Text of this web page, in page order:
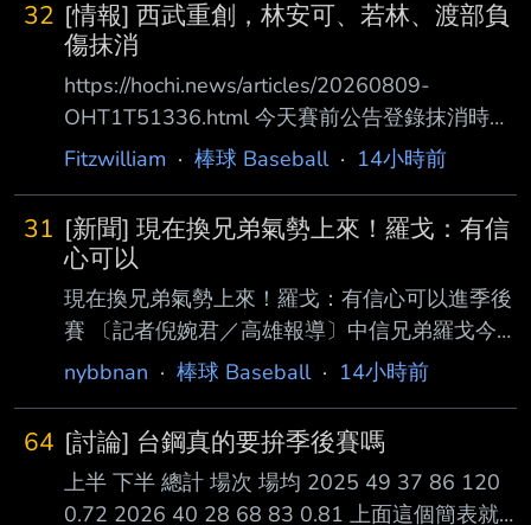
的，直接讓遊學館單局抓下四分。 當然青森山
田此役的關鍵在於前段攻勢把握度較高，尤其在
對手守備出現瑕疵時成功延續 攻勢；遊學館則
展現相當強的韌性，即使處於落後仍持續製造上
壘與得分機會。到了比賽 尾聲，青森山田已經
沒有太多犯錯空間，最終才以6：5驚險守住勝
利。 https://www.doshins
32 [情報] 西武重創，林安可、若林、渡部負
傷抹消
https://hochi.news/articles/20260809-
OHT1T51336.html 今天賽前公告登錄抹消時，
近期打擊手感加溫的林安可，與若林樂人一起被
來的報導則說明，若林也因為恥骨肌肉拉傷而被
抹消。 若林在明星賽後透過金錢交易從巨人重
回西武， 由於中外野手西川愛也左膝內側側副
韌帶受傷， 若林8月1日就提前在一軍起用，至
今出賽5場。
https://hochi.news/articles/20260809-
OHT1T51347.html 接
Fitzwilliam · 棒球 Baseball· 14小時前
31 [新聞] 現在換兄弟氣勢上來！羅戈：有信
心可以
現在換兄弟氣勢上來！羅戈：有信心可以進季後
賽 〔記者倪婉君／高雄報導〕中信兄弟羅戈今
天先發8局只失1分，率隊以10：2擊敗台鋼雄鷹
績低迷的情況後，「現在換我們氣勢上來， 很
有信心我們可以進入季後賽，因為大家都知道我
們的能力在哪裡。」 羅戈雖然開局連續被敲出
nybbnan · 棒球 Baseball· 14小時前
64 [討論] 台鋼真的要拚季後賽嗎
上半 下半 總計 場次 場均 2025 49 37 86 120
0.72 2026 40 28 68 83 0.81 上面這個簡表就